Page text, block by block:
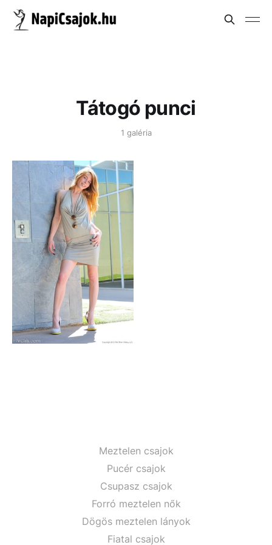
Tátogó punci
1 galéria
Meztelen csajok
Pucér csajok
Csupasz csajok
Forró meztelen nők
Dögös meztelen lányok
Fiatal csajok